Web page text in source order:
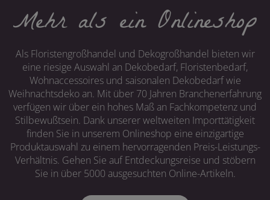
Mehr als ein Onlineshop
Als Floristengroßhandel und Dekogroßhandel bieten wir
eine riesige Auswahl an Dekobedarf, Floristenbedarf,
Wohnaccessoires und saisonalen Dekobedarf wie
Weihnachtsdeko an. Mit über 70 Jahren Branchenerfahrung
verfügen wir über ein hohes Maß an Fachkompetenz und
Stilbewußtsein. Dank unserer weltweiten Importtätigkeit
finden Sie in unserem Onlineshop eine einzigartige
Produktauswahl zu einem hervorragenden Preis-Leistungs-
Verhältnis. Gehen Sie auf Entdeckungsreise und stöbern
Sie in über 5000 ausgesuchten Online-Artikeln.